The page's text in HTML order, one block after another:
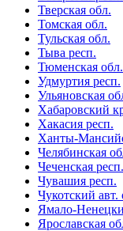
Тверская обл.
Томская обл.
Тульская обл.
Тыва респ.
Тюменская обл.
Удмуртия респ.
Ульяновская
Хабаровский
Хакасия респ.
Ханты-
Челябинская
Чеченская респ.
Чувашия респ.
Чукотский авт.
Ямало-
Ярославская